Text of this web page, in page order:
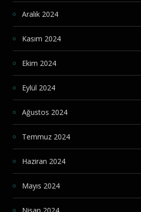
Aralık 2024
Kasım 2024
Ekim 2024
Eylül 2024
Ağustos 2024
Temmuz 2024
Haziran 2024
Mayıs 2024